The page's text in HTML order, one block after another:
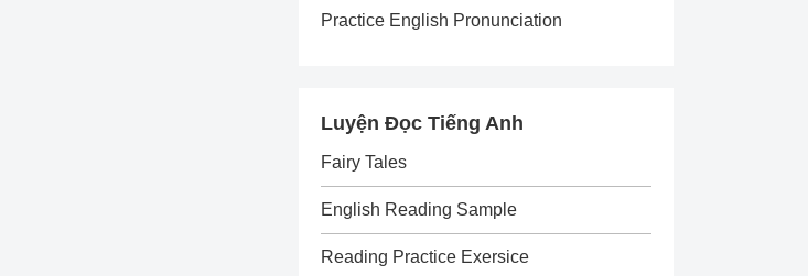
Practice English Pronunciation
Luyện Đọc Tiếng Anh
Fairy Tales
English Reading Sample
Reading Practice Exersice